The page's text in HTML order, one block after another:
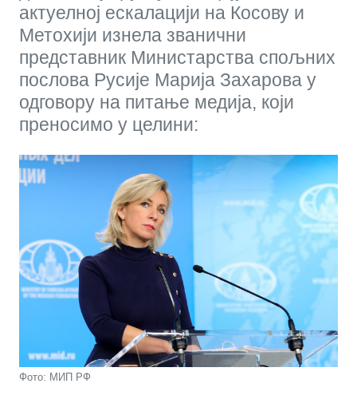
актуелној ескалацији на Косову и
Метохији изнела званични
представник Министарства спољних
послова Русије Марија Захарова у
одговору на питање медија, који
преносимо у целини:
Фото: МИП РФ